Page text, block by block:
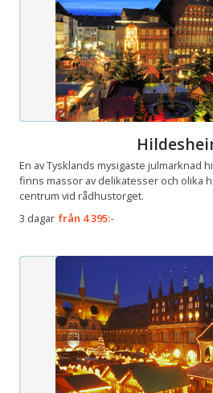
En av Tysklands mysigaste julmarknad
finns massor av delikatesser och olika
centrum vid rådhustorget.
3 dagar från 4 395:-